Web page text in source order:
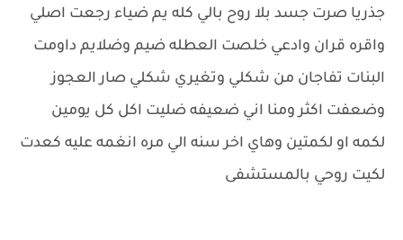
جذريا صرت جسد بلا روح بالي كله يم ضياء رجعت اصلي
واقره قران وادعي خلصت العطله ضيم وضلايم داومت
البنات تفاجان من شكلي وتغيري شكلي صار العجوز
وضعفت اكثر ومنا اني ضعيفه ضليت اكل كل يومين
لكمه او لكمتين وهاي اخر سنه الي مره انغمه عليه كعدت
لكيت روحي بالمستشفى